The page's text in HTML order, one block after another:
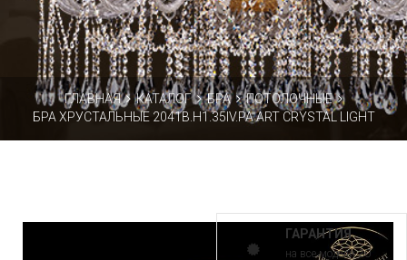
ГЛАВНАЯ КАТАЛОГ БРА
ПОТОЛОЧНЫЕ
БРА ХРУСТАЛЬНЫЕ 2041B.H1.35IV.PA ART CRYSTAL LIGHT
ГАРАНТИЯ
на все модели 30